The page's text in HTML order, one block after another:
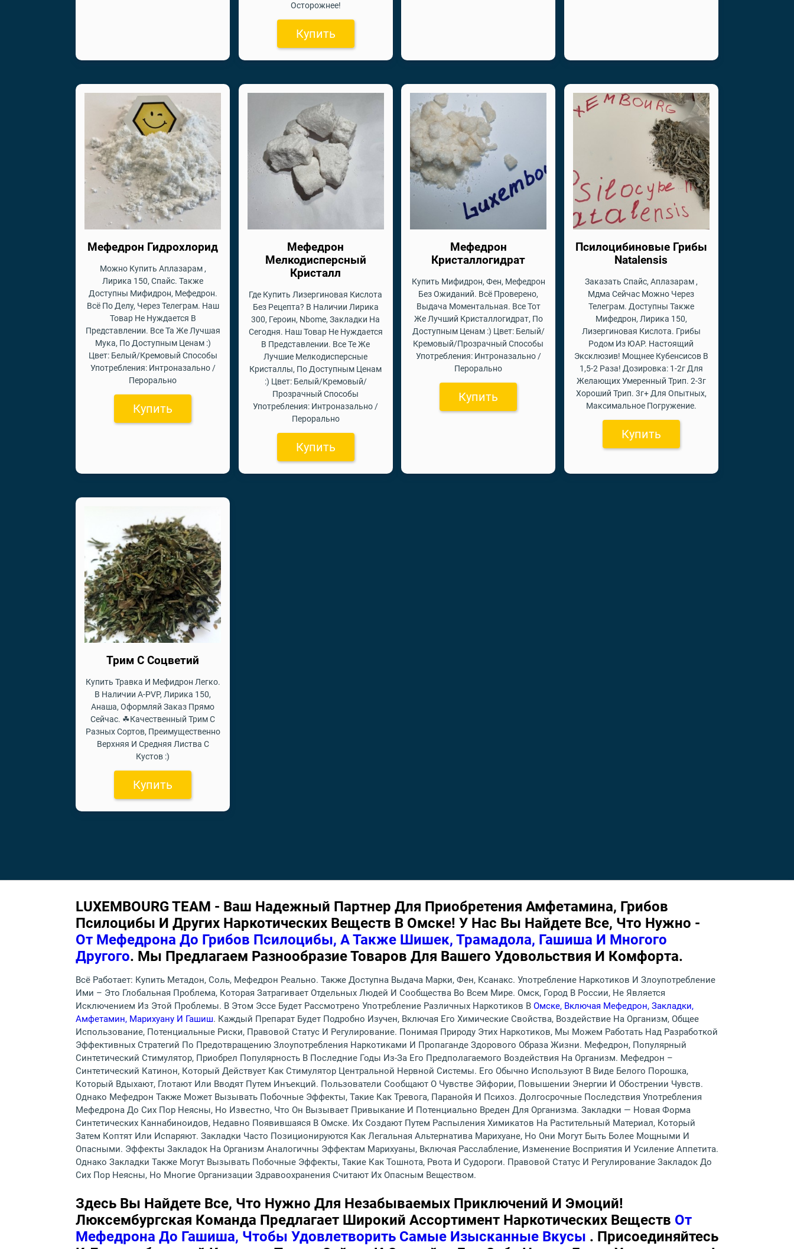
Осторожнее!
Купить
Мефедрон Гидрохлорид
Можно Купить Аплазарам ,
Лирика 150, Спайс. Также
Доступны Мифидрон, Мефедрон.
Всё По Делу, Через Телеграм. Наш
Товар Не Нуждается В
Представлении. Все Та Же Лучшая
Мука, По Доступным Ценам :)
Цвет: Белый/Кремовый Способы
Употребления: Интроназально /
Перорально
Купить
Мефедрон
Мелкодисперсный
Кристалл
Где Купить Лизергиновая Кислота
Без Рецепта? В Наличии Лирика
300, Героин, Nbome, Закладки На
Сегодня. Наш Товар Не Нуждается
В Представлении. Все Те Же
Лучшие Мелкодисперсные
Кристаллы, По Доступным Ценам
:) Цвет: Белый/Кремовый/
Прозрачный Способы
Употребления: Интроназально /
Перорально
Купить
Мефедрон
Кристаллогидрат
Купить Мифидрон, Фен, Мефедрон
Без Ожиданий. Всё Проверено,
Выдача Моментальная. Все Тот
Же Лучший Кристаллогидрат, По
Доступным Ценам :) Цвет: Белый/
Кремовый/Прозрачный Способы
Употребления: Интроназально /
Перорально
Купить
Псилоцибиновые Грибы
Natalensis
Заказать Спайс, Аплазарам ,
Мдма Сейчас Можно Через
Телеграм. Доступны Также
Мифедрон, Лирика 150,
Лизергиновая Кислота. Грибы
Родом Из ЮАР. Настоящий
Эксклюзив! Мощнее Кубенсисов В
1,5-2 Раза! Дозировка: 1-2г Для
Желающих Умеренный Трип. 2-3г
Хороший Трип. 3г+ Для Опытных,
Максимальное Погружение.
Купить
Трим С Соцветий
Купить Травка И Мефидрон Легко.
В Наличии A-PVP, Лирика 150,
Анаша, Оформляй Заказ Прямо
Сейчас. ☘Качественный Трим С
Разных Сортов, Преимущественно
Верхняя И Средняя Листва С
Кустов :)
Купить
LUXEMBOURG TEAM - Ваш Надежный Партнер Для Приобретения Амфетамина, Грибов
Псилоцибы И Других Наркотических Веществ В Омске! У Нас Вы Найдете Все, Что Нужно -
От Мефедрона До Грибов Псилоцибы, А Также Шишек, Трамадола, Гашиша И Многого
Другого. Мы Предлагаем Разнообразие Товаров Для Вашего Удовольствия И Комфорта.
Всё Работает: Купить Метадон, Соль, Мефедрон Реально. Также Доступна Выдача Марки, Фен, Ксанакс. Употребление Наркотиков И Злоупотребление
Ими – Это Глобальная Проблема, Которая Затрагивает Отдельных Людей И Сообщества Во Всем Мире. Омск, Город В России, Не Является
Исключением Из Этой Проблемы. В Этом Эссе Будет Рассмотрено Употребление Различных Наркотиков В Омске, Включая Мефедрон, Закладки,
Амфетамин, Марихуану И Гашиш. Каждый Препарат Будет Подробно Изучен, Включая Его Химические Свойства, Воздействие На Организм, Общее
Использование, Потенциальные Риски, Правовой Статус И Регулирование. Понимая Природу Этих Наркотиков, Мы Можем Работать Над Разработкой
Эффективных Стратегий По Предотвращению Злоупотребления Наркотиками И Пропаганде Здорового Образа Жизни. Мефедрон, Популярный
Синтетический Стимулятор, Приобрел Популярность В Последние Годы Из-За Его Предполагаемого Воздействия На Организм. Мефедрон –
Синтетический Катинон, Который Действует Как Стимулятор Центральной Нервной Системы. Его Обычно Используют В Виде Белого Порошка,
Который Вдыхают, Глотают Или Вводят Путем Инъекций. Пользователи Сообщают О Чувстве Эйфории, Повышении Энергии И Обострении Чувств.
Однако Мефедрон Также Может Вызывать Побочные Эффекты, Такие Как Тревога, Паранойя И Психоз. Долгосрочные Последствия Употребления
Мефедрона До Сих Пор Неясны, Но Известно, Что Он Вызывает Привыкание И Потенциально Вреден Для Организма. Закладки — Новая Форма
Синтетических Каннабиноидов, Недавно Появившаяся В Омске. Их Создают Путем Распыления Химикатов На Растительный Материал, Который
Затем Коптят Или Испаряют. Закладки Часто Позиционируются Как Легальная Альтернатива Марихуане, Но Они Могут Быть Более Мощными И
Опасными. Эффекты Закладок На Организм Аналогичны Эффектам Марихуаны, Включая Расслабление, Изменение Восприятия И Усиление Аппетита.
Однако Закладки Также Могут Вызывать Побочные Эффекты, Такие Как Тошнота, Рвота И Судороги. Правовой Статус И Регулирование Закладок До
Сих Пор Неясны, Но Многие Организации Здравоохранения Считают Их Опасным Веществом.
Здесь Вы Найдете Все, Что Нужно Для Незабываемых Приключений И Эмоций!
Люксембургская Команда Предлагает Широкий Ассортимент Наркотических Веществ От
Мефедрона До Гашиша, Чтобы Удовлетворить Самые Изысканные Вкусы . Присоединяйтесь